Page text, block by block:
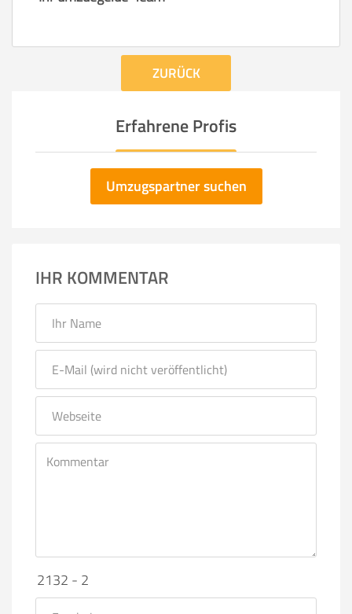
ZURÜCK
Erfahrene Profis
Umzugspartner suchen
IHR KOMMENTAR
2132 - 2